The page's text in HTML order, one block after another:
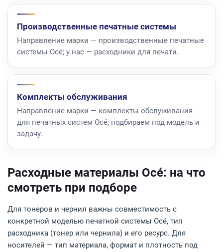
Производственные печатные системы
Направление марки — производственные печатные
системы Océ; у нас — расходники для печати.
Комплекты обслуживания
Направление марки — комплекты обслуживания
для печатных систем Océ; подбираем под модель и
задачу.
Расходные материалы Océ: на что
смотреть при подборе
Для тонеров и чернил важны совместимость с
конкретной моделью печатной системы Océ, тип
расходника (тонер или чернила) и его ресурс. Для
носителей — тип материала, формат и плотность под